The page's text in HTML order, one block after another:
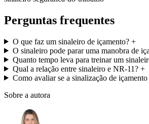
Perguntas frequentes
O que faz um sinaleiro de içamento?+
O sinaleiro pode parar uma manobra de
Quanto tempo leva para treinar um
Qual a relação entre sinaleiro e NR-11?+
Como avaliar se a sinalização de
Sobre a autora